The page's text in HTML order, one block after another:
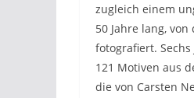
zugleich einem
50 Jahre lang,
fotografiert.
121 Motiven aus
die von Carsten